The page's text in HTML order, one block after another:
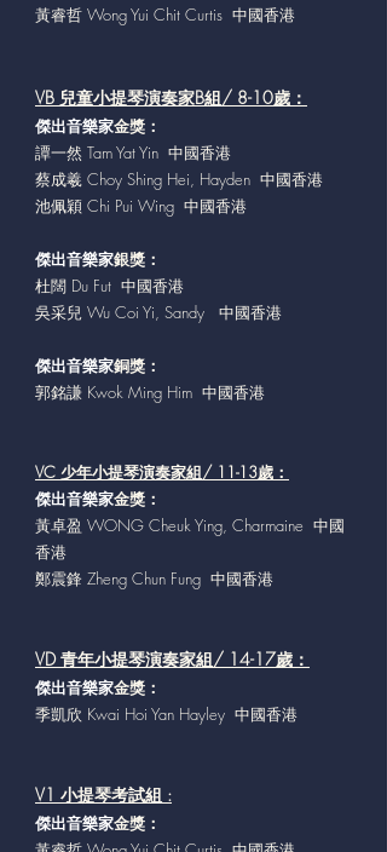
黃睿哲 Wong Yui Chit Curtis 中國香港
VB 兒童小提琴演奏家B組/ 8-10歲：
傑出音樂家金獎：
譚一然 Tam Yat Yin 中國香港
蔡成羲 Choy Shing Hei, Hayden 中國香港
池佩穎 Chi Pui Wing 中國香港
傑出音樂家銀獎：
杜闊 Du Fut 中國香港
吳采兒 Wu Coi Yi, Sandy 中國香港
傑出音樂家銅獎：
郭銘謙 Kwok Ming Him 中國香港
VC 少年小提琴演奏家組/ 11-13歲：
傑出音樂家金獎：
黃卓盈 WONG Cheuk Ying, Charmaine 中國
香港
鄭震鋒 Zheng Chun Fung 中國香港
VD 青年小提琴演奏家組/ 14-17歲：
傑出音樂家金獎：
季凱欣 Kwai Hoi Yan Hayley 中國香港
V1 小提琴考試組 :
傑出音樂家金獎：